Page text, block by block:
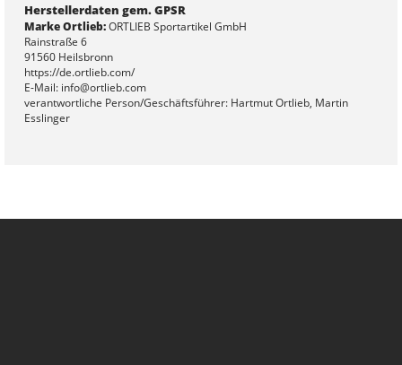
Herstellerdaten gem. GPSR
Marke Ortlieb:ORTLIEB Sportartikel GmbH
Rainstraße 6
91560 Heilsbronn
https://de.ortlieb.com/
E-Mail: info@ortlieb.com
verantwortliche Person/Geschäftsführer: Hartmut Ortlieb, Martin
Esslinger